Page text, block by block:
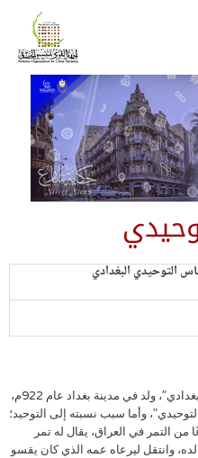
التوحيدي البغدادي
هو “علي بن محمد بن العباس التوحيدي البغدادي”، ولد في مدينة بغداد عام 922م،
وأما سبب نسبته إلى التوحيد؛
من التمر في العراق، يقال له تمر
وانتقل ليرعاه عمه الذي كان يقسو